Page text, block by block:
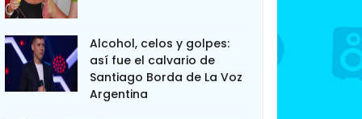
Alcohol, celos y golpes:
así fue el calvario de
Santiago Borda de La Voz
Argentina